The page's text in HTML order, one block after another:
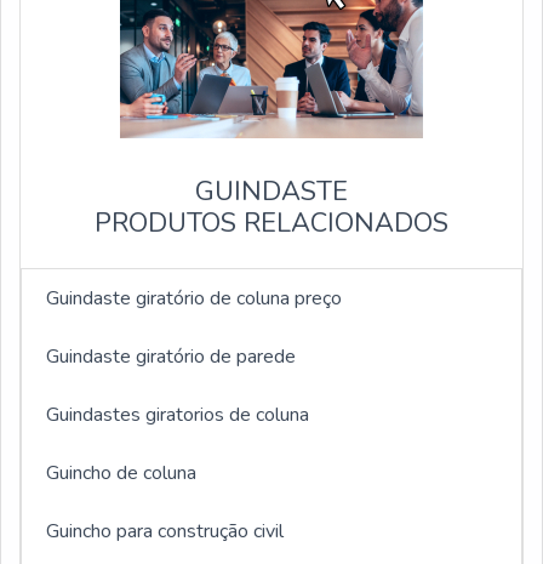
GUINDASTE
PRODUTOS RELACIONADOS
Guindaste giratório de coluna preço
Guindaste giratório de parede
Guindastes giratorios de coluna
Guincho de coluna
Guincho para construção civil